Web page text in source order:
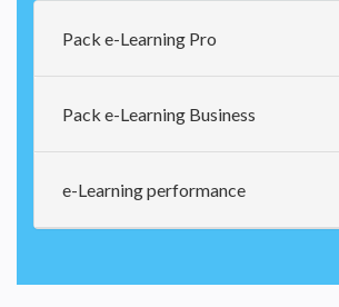
Pack e-Learning Pro
Pack e-Learning Business
e-Learning performance